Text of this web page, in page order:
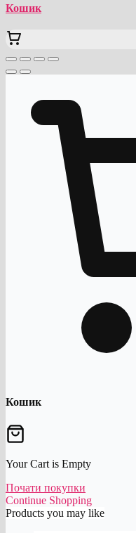
Кошик
Кошик
Your Cart is Empty
Почати покупки
Continue Shopping
Products you may like